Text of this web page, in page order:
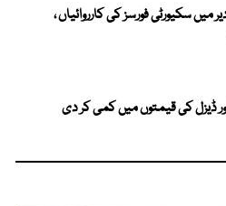
میں سکیورٹی فورسز کی کارروائیاں ،
ڈیزل کی قیمتوں میں کمی کر دی